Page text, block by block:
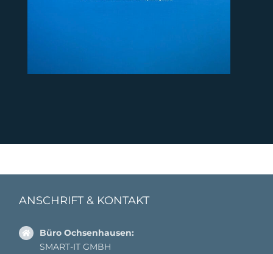
ANSCHRIFT & KONTAKT
Büro Ochsenhausen:
SMART-IT GMBH